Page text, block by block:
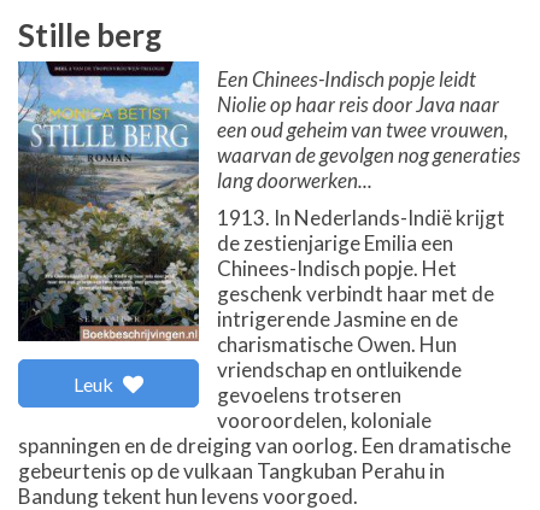
Stille berg
Leuk
Een Chinees-Indisch popje leidt
Niolie op haar reis door Java naar
een oud geheim van twee vrouwen,
waarvan de gevolgen nog generaties
lang doorwerken...
1913. In Nederlands-Indië krijgt
de zestienjarige Emilia een
Chinees-Indisch popje. Het
geschenk verbindt haar met de
intrigerende Jasmine en de
charismatische Owen. Hun
vriendschap en ontluikende
gevoelens trotseren
vooroordelen, koloniale
spanningen en de dreiging van oorlog. Een dramatische
gebeurtenis op de vulkaan Tangkuban Perahu in
Bandung tekent hun levens voorgoed.